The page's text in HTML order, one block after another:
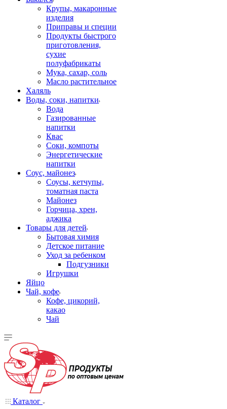
Крупы, макаронные
изделия
Приправы и специи
Продукты быстрого
приготовления,
сухие
полуфабрикаты
Мука, сахар, соль
Масло растительное
Халяль
Воды, соки, напитки
Вода
Газированные
напитки
Квас
Соки, компоты
Энергетические
напитки
Соус, майонез
Соусы, кетчупы,
томатная паста
Майонез
Горчица, хрен,
аджика
Товары для детей
Бытовая химия
Детское питание
Уход за ребенком
Подгузники
Игрушки
Яйцо
Чай, кофе
Кофе, цикорий,
какао
Чай
Каталог